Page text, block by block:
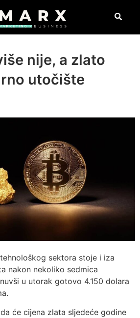
nije, a zlato
utočište
sektora stoje i iza
nakon nekoliko sedmica
u utorak gotovo 4.150 dolara
će cijena zlata sljedeće godine